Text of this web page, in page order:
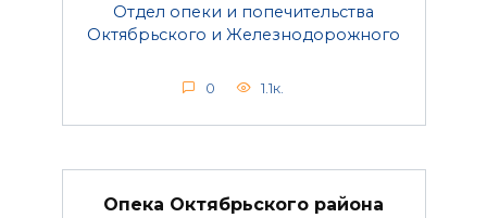
Отдел опеки и попечительства
Октябрьского и Железнодорожного
0 1.1к.
Опека Октябрьского района